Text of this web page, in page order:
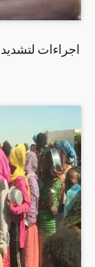
اجراءات لتشديد